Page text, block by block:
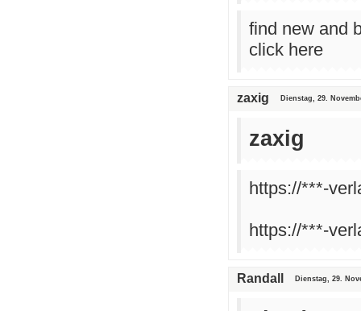
find new and
click here
zaxig Dienstag, 29.
zaxig
https://***-
https://***-
Randall Dienstag, 29.